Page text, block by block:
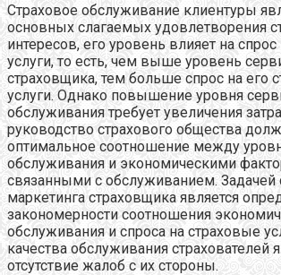
Страховое обслуживание клиентуры
основных слагаемых удовлетворения
интересов, его уровень влияет на
услуги, то есть, чем выше уровень
страховщика, тем больше спрос на его
услуги. Однако повышение уровня
обслуживания требует увеличения
руководство страхового общества
оптимальное соотношение между
обслуживания и экономическими
связанными с обслуживанием.
маркетинга страховщика является
закономерности соотношения
обслуживания и спроса на страховые
качества обслуживания страхователей
отсутствие жалоб с их стороны.